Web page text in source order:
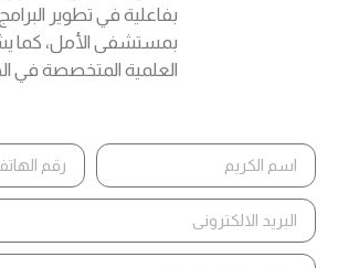
بفاعلية في تطوير
بمستشفى الأمل، كما
العلمية المتخصصة في